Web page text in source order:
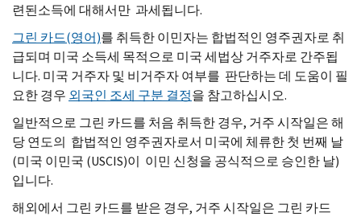
련된소득에 대해서만 과세됩니다.
그린 카드(영어)를 취득한 이민자는 합법적인 영주권자로 취
급되며 미국 소득세 목적으로 미국 세법상 거주자로 간주됩
니다. 미국 거주자 및 비거주자 여부를 판단하는 데 도움이 필
요한 경우 외국인 조세 구분 결정을 참고하십시오.
일반적으로 그린 카드를 처음 취득한 경우, 거주 시작일은 해
당 연도의 합법적인 영주권자로서 미국에 체류한 첫 번째 날
(미국 이민국 (USCIS)이 이민 신청을 공식적으로 승인한 날)
입니다.
해외에서 그린 카드를 받은 경우, 거주 시작일은 그린 카드